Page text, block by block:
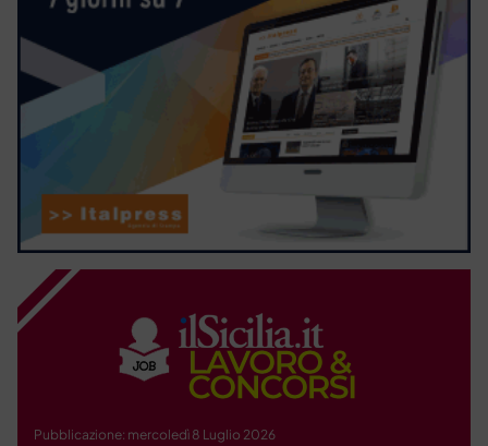
Pubblicazione: mercoledì 8 Luglio 2026